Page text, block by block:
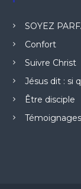
SOYEZ
Confort
Suivre Christ
Jésus dit : si
Être disciple